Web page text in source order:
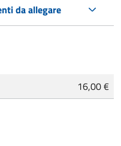
da allegare
16,00 €